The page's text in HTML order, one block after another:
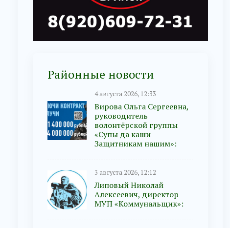
Районные новости
4 августа 2026, 12:33
Вирова Ольга Сергеевна,
руководитель
волонтёрской группы
«Супы да каши
Защитникам нашим»:
3 августа 2026, 12:12
Липовый Николай
Алексеевич, директор
МУП «Коммунальщик»: